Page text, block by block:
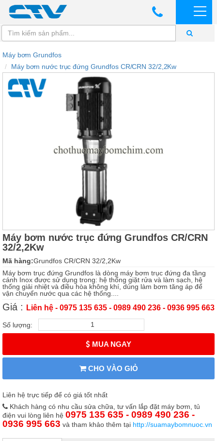
Máy bơm Grundfos
Máy bơm nước trục đứng Grundfos CR/CRN 32/2,2Kw
Máy bơm nước trục đứng Grundfos CR/CRN
32/2,2Kw
Mã hàng:Grundfos CR/CRN 32/2,2Kw
Máy bơm trục đứng Grundfos là dòng máy bơm trục đứng đa tầng
cánh Inox được sử dụng trong: hệ thống giặt rửa và làm sạch, hệ
thống giải nhiệt và điều hòa không khí, dùng làm bơm tăng áp để
vận chuyển nước qua các hệ thống....
Giá : Liên hệ - 0975 135 635 - 0989 490 236 - 0936 995 663
Số lượng:
MUA NGAY
CHO VÀO GIỎ
Liên hệ trực tiếp để có giá tốt nhất
Khách hàng có nhu cầu sửa chữa, tư vấn lắp đặt máy bơm, tủ
điện vui lòng liên hệ 0975 135 635 - 0989 490 236 -
0936 995 663 và tham khảo thêm tại http://suamaybomnuoc.vn